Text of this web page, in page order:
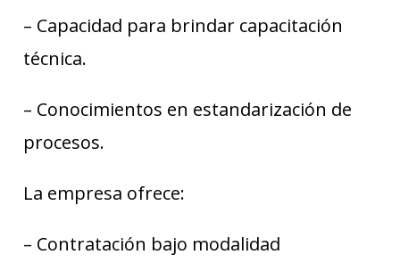
– Capacidad para brindar capacitación
técnica.
– Conocimientos en estandarización de
procesos.
La empresa ofrece:
– Contratación bajo modalidad